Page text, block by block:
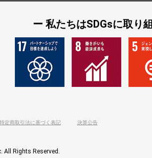
ー 私たちはSDGsに取り
特定商取引法に基づく表記 決算公告
All Rights Reserved.